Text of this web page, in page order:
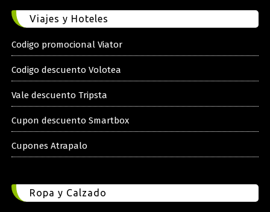
Viajes y Hoteles
Codigo promocional Viator
Codigo descuento Volotea
Vale descuento Tripsta
Cupon descuento Smartbox
Cupones Atrapalo
Ropa y Calzado